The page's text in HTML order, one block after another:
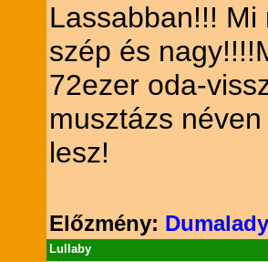
Lassabban!!!
szép és
72ezer oda-
musztázs
lesz!
Előzmény:
Lullaby